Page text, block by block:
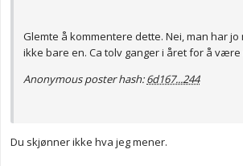
Glemte å kommentere dette. Nei, man har
ikke bare en. Ca tolv ganger i året for å være
Anonymous poster hash:6d167...244
Du skjønner ikke hva jeg mener.